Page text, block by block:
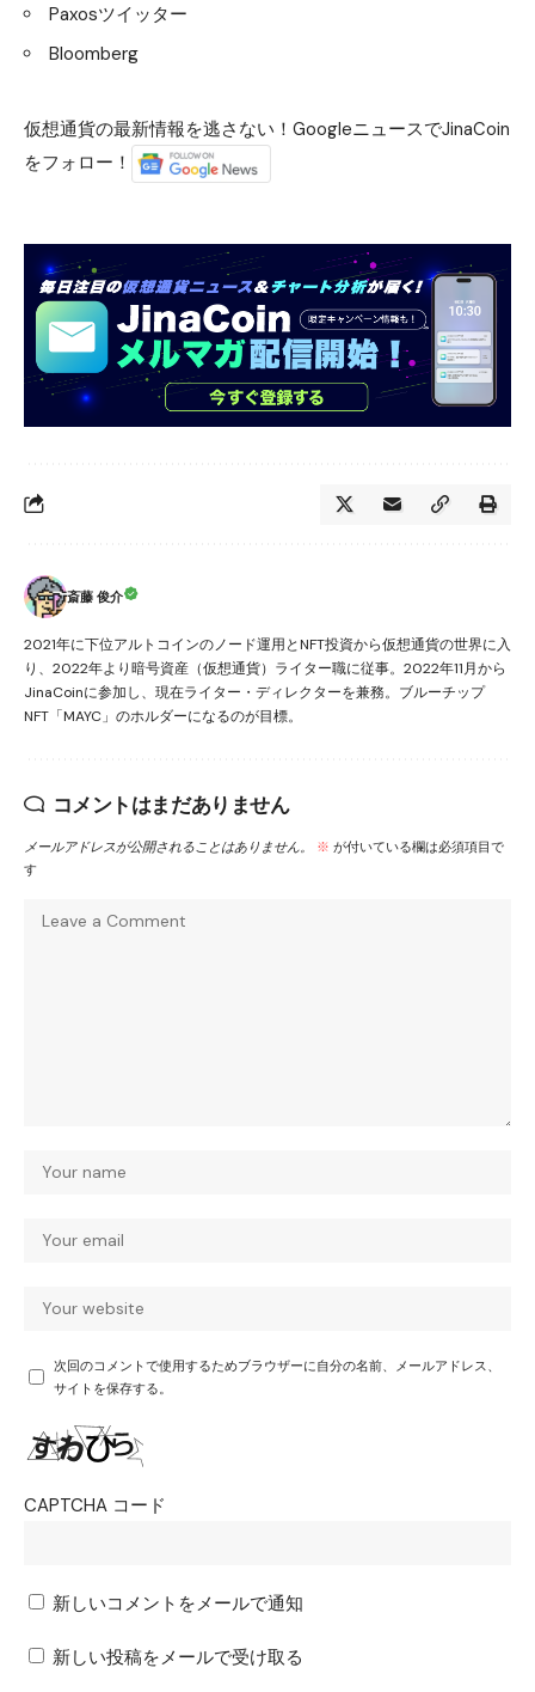
Paxosツイッター
Bloomberg
仮想通貨の最新情報を逃さない！GoogleニュースでJinaCoin
をフォロー！
斎藤 俊介
2021年に下位アルトコインのノード運用とNFT投資から仮想通貨の世界に入
り、2022年より暗号資産（仮想通貨）ライター職に従事。2022年11月から
JinaCoinに参加し、現在ライター・ディレクターを兼務。ブルーチップ
NFT「MAYC」のホルダーになるのが目標。
コメントはまだありません
メールアドレスが公開されることはありません。 ※ が付いている欄は必須項目で
す
次回のコメントで使用するためブラウザーに自分の名前、メールアドレス、
サイトを保存する。
CAPTCHA コード
新しいコメントをメールで通知
新しい投稿をメールで受け取る